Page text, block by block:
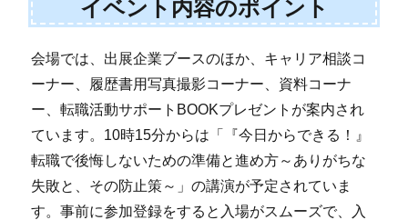
イベント内容のポイント
会場では、出展企業ブースのほか、キャリア相談コ
ーナー、履歴書用写真撮影コーナー、資料コーナ
ー、転職活動サポートBOOKプレゼントが案内され
ています。10時15分からは「『今日からできる！』
転職で後悔しないための準備と進め方～ありがちな
失敗と、その防止策～」の講演が予定されていま
す。事前に参加登録をすると入場がスムーズで、入